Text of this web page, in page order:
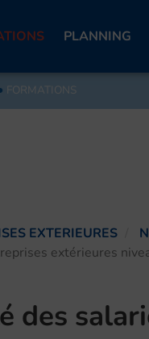
PLANNING
FORMATIONS
EXTERIEURES
extérieures
des